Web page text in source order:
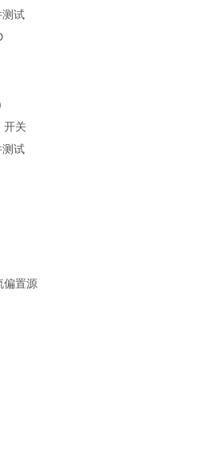
测试
开关
测试
偏置源